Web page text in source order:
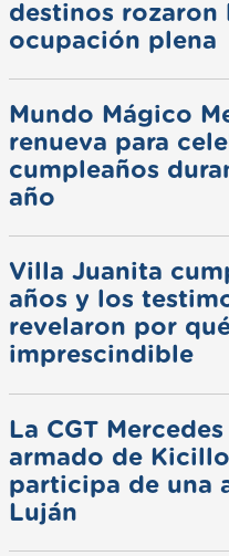
destinos rozaron
ocupación plena
Mundo Mágico
renueva para
cumpleaños
año
Villa Juanita
años y los
revelaron por
imprescindible
La CGT
armado de
participa de una
Luján